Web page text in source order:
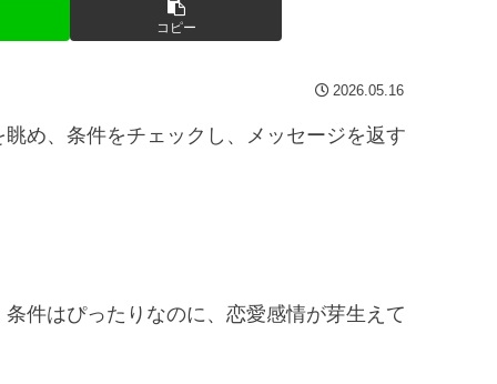
コピー
2026.05.16
め、条件をチェックし、メッセージを返す
件はぴったりなのに、恋愛感情が芽生えて